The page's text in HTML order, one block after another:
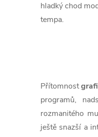
hladký chod
tempa.
Přítomnost
programů,
rozmanitého
ještě snazší a